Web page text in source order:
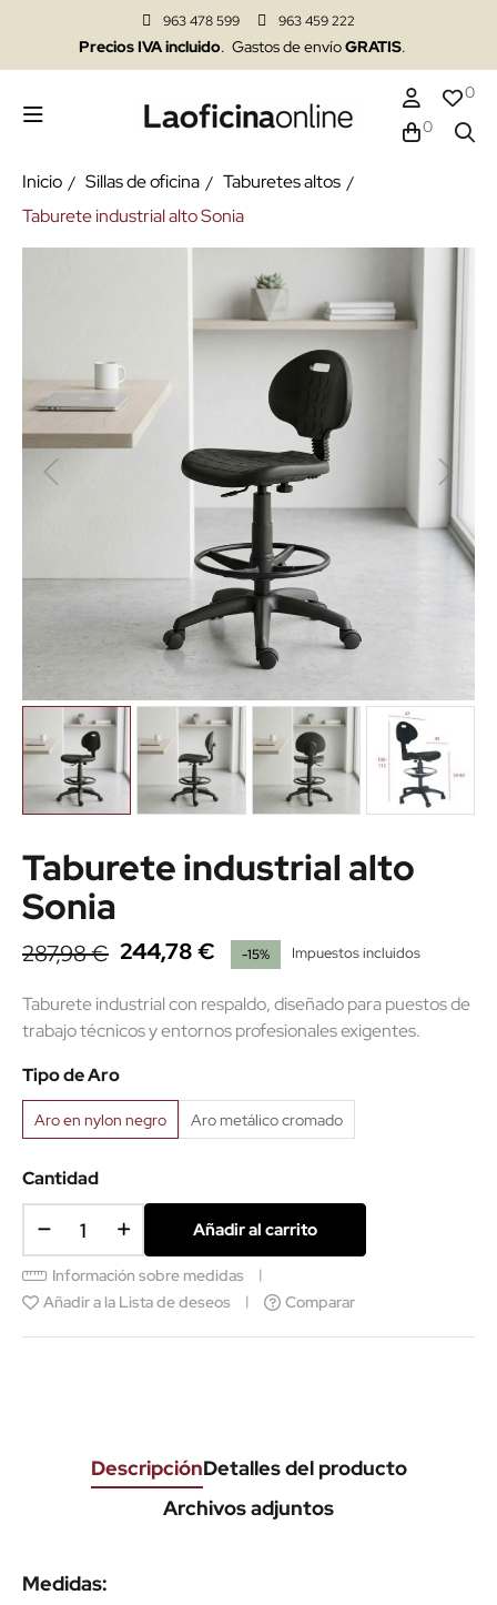
963 478 599 963 459 222
Precios IVA incluido. Gastos de envíoGRATIS.
0
0
Inicio Sillas de oficina
Taburetes altos
Taburete industrial alto Sonia
Taburete industrial alto
Sonia
287,98 € 244,78 € -15% Impuestos incluidos
Taburete industrial con respaldo, diseñado para puestos de
trabajo técnicos y entornos profesionales exigentes.
Tipo de Aro
Aro en nylon negro Aro metálico cromado
Cantidad
Añadir al carrito
Información sobre medidas
Añadir a la Lista de deseos
Comparar
DescripciónDetalles del producto
Archivos adjuntos
Medidas: